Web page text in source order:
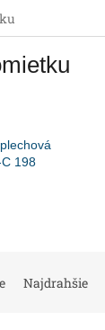
198
Najdrahšie